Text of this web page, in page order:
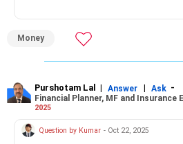
आपने पिछली EMI का प्रबंधन करने के लिए
कर्ज के जाल में फंस गए।
आपने एक निपटान एजेंसी से संपर्क किया,
सके।
आपके पास कोई संपत्ति या बाहरी वित्तीय
Money
Purshotam Lal | Answer | Ask -
Financial Planner, MF and Insurance
2025
Question by Kumar - Oct 22, 2025